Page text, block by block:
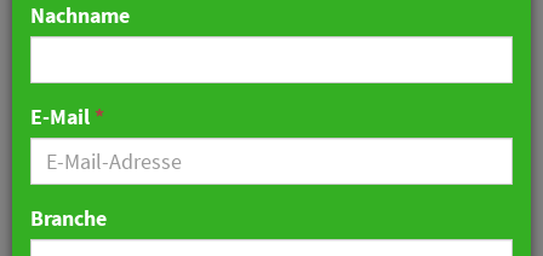
Kostenfreies Webinar zur
Reform der
Ausbildungsordnung
Nachname
E-Mail *
Branche